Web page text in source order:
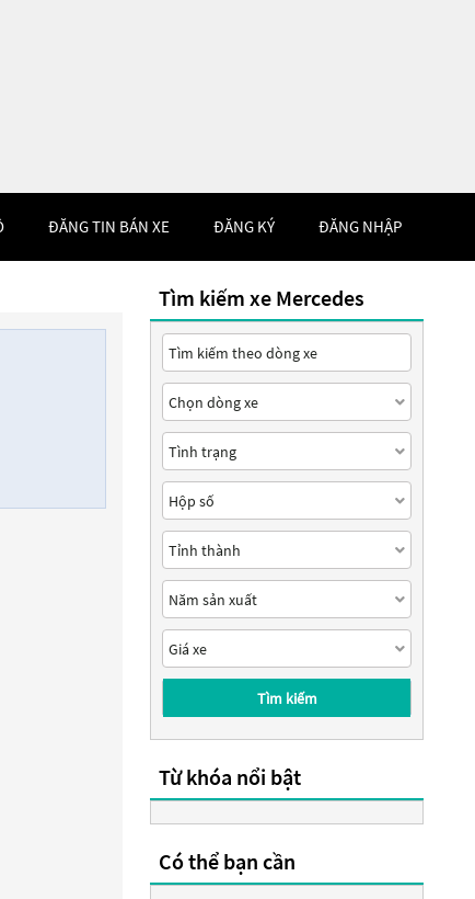
ĐĂNG TIN BÁN XE ĐĂNG KÝ ĐĂNG NHẬP
Tìm kiếm xe Mercedes
Tìm kiếm
Từ khóa nổi bật
Có thể bạn cần